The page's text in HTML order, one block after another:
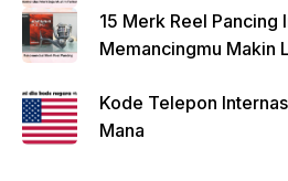
15 Merk Reel Pancing
Memancingmu Makin
Kode Telepon
Mana